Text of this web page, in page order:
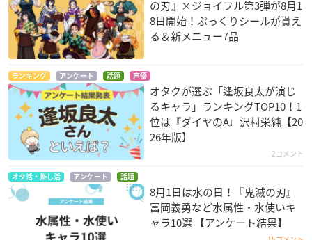
の刃』×ジョイフル第3弾が8月1
8日開始！ぷっくりシールが貰え
る＆新メニュー7品
ランキング アンケート 話題 声優
オタクが選ぶ「逢坂良太が演じ
るキャラ」ランキングTOP10！1
位は『ダイヤのA』沢村栄純【20
26年版】
2コメント
オタ活・推し活 アンケート 話題
8月1日は水の日！『鬼滅の刃』
冨岡義勇など水属性・水使いキ
ャラ10選 【アンケート結果】